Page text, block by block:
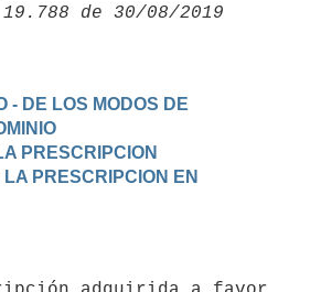
- DE LOS MODOS DE
PRESCRIPCION
PRESCRIPCION EN